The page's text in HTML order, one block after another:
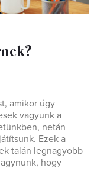
amikor úgy
vagyunk a
netán
Ezek a
talán legnagyobb
hogy